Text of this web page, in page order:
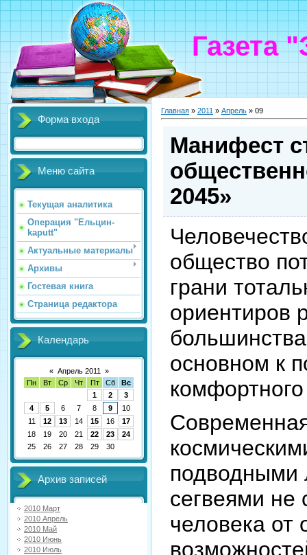
Газета
Форма входа
Меню сайта
Текущая аналитика
Операция "Ельцин-
kaputt"
Актуальные материалы
Архивы
Гостевая книга
Страница редактора
Календарь
« Апрель 2011
»
Пн
Вт Ср Чт Пт Сб
Вс
1
2
3
4
5 6 7 8 9
10
11
12 13 14 15 16
17
18
19 20 21 22 23
24
25
26 27 28 29 30
Архив записей
2010 Март
2010 Апрель
2010 Май
2010 Июнь
2010 Июль
Главная » 2011 » Апрель » 09
Манифест
2045»
общество
грани
ориентиров
основном к
подводными
сегвеями не
человека от